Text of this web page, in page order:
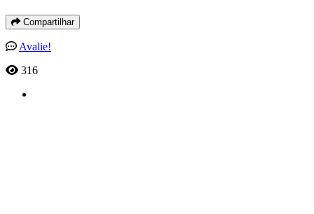
Compartilhar
Avalie!
316